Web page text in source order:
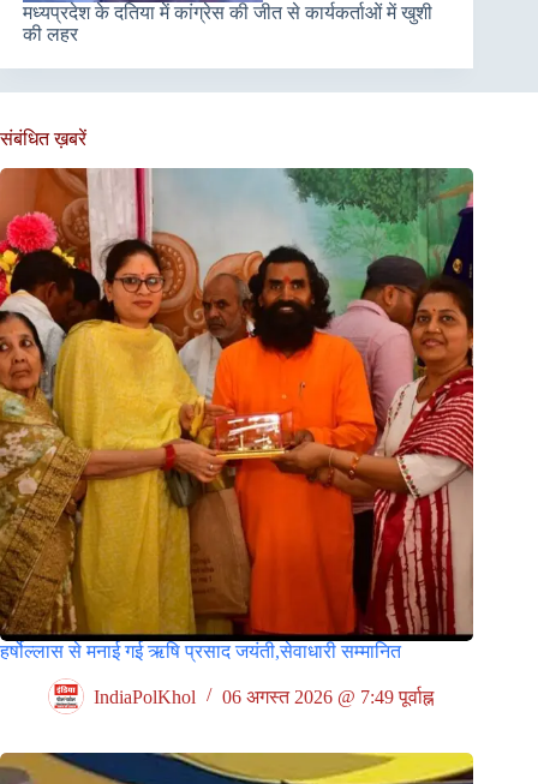
मध्यप्रदेश के दतिया में कांग्रेस की जीत से कार्यकर्ताओं में खुशी
की लहर
संबंधित ख़बरें
हर्षोल्लास से मनाई गई ऋषि प्रसाद जयंती,सेवाधारी सम्मानित
IndiaPolKhol 06 अगस्त 2026 @ 7:49 पूर्वाह्न